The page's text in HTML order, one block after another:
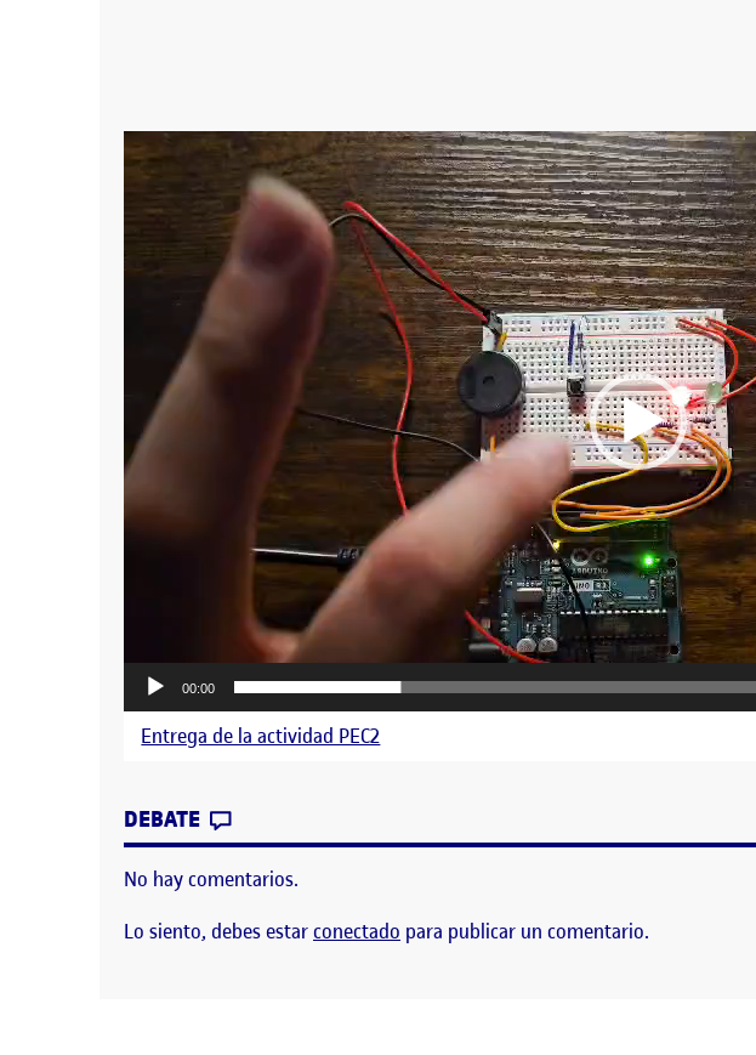
Reproductor
de
vídeo
00:00
Entrega de la actividad PEC2
DEBATE
No hay comentarios.
Lo siento, debes estarconectado para publicar un comentario.